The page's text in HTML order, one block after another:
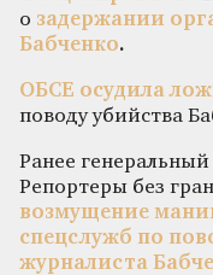
о задержании
Бабченко.
ОБСЕ осудила
поводу убийства
Ранее
Репортеры без
возмущение
спецслужб по
журналиста